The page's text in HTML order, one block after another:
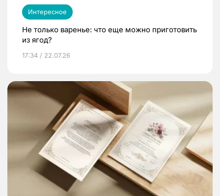
Интересное
Не только варенье: что еще можно приготовить
из ягод?
17:34 / 22.07.26